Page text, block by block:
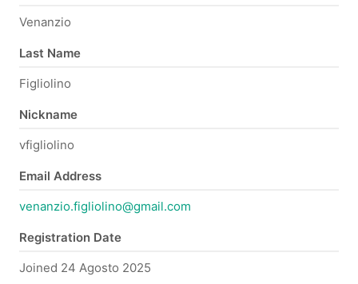
Venanzio
Last Name
Figliolino
Nickname
vfigliolino
Email Address
venanzio.figliolino@gmail.com
Registration Date
Joined 24 Agosto 2025